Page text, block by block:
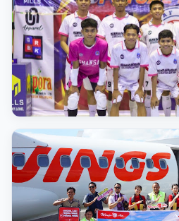
Mengenal Seren: Srikandi Muda SDN 16
Gentar Berlaga Bareng Tim
📅 9 Agustus 2026
BERITA BELITUNG
Juara Bertahan Masih Tangguh:
A Menang Telak 13-0 atas
📅 8 Agustus 2026